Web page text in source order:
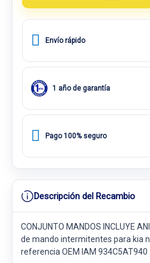
Envío rápido
1 año de garantía
Pago 100% seguro
Descripción del Recambio
CONJUNTO MANDOS INCLUYE
de mando intermitentes para kia
referencia OEM IAM 934C5AT940